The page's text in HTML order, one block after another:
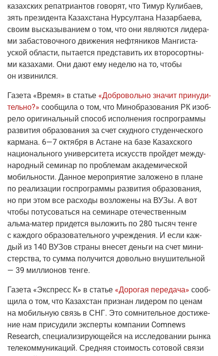
казах­ских репа­три­ан­тов гово­рят, что Тимур Кули­ба­ев,
зять пре­зи­ден­та Казах­ста­на Нур­сул­та­на Назар­ба­е­ва,
сво­им выска­зы­ва­ни­ем о том, что они явля­ют­ся лиде­ра­
ми заба­сто­воч­но­го дви­же­ния неф­тя­ни­ков Ман­ги­ста­
уской обла­сти, пыта­ет­ся пред­ста­вить их вто­ро­сорт­ны­
ми каза­ха­ми. Они дают ему неде­лю на то, что­бы
он извинился.
Газе­та «Вре­мя» в ста­тье «Доб­ро­воль­но зна­чит при­ну­ди­
тель­но?» сооб­щи­ла о том, что Мино­бра­зо­ва­ния РК изоб­
ре­ло ори­ги­наль­ный спо­соб испол­не­ния гос­про­грам­мы
раз­ви­тия обра­зо­ва­ния за счет скуд­но­го сту­ден­че­ско­го
кар­ма­на. 6—7 октяб­ря в Астане на базе Казах­ско­го
наци­о­наль­но­го уни­вер­си­те­та искусств прой­дет меж­ду­
на­род­ный семи­нар по про­бле­мам ака­де­ми­че­ской
мобиль­но­сти. Дан­ное меро­при­я­тие зало­же­но в плане
по реа­ли­за­ции гос­про­грам­мы раз­ви­тия обра­зо­ва­ния,
но при этом все рас­хо­ды воз­ло­же­ны на ВУЗы. А вот
что­бы поту­со­вать­ся на семи­на­ре оте­че­ствен­ным
аль­ма-матер при­дет­ся выло­жить по 280 тысяч тен­ге
с каж­до­го обра­зо­ва­тель­но­го учре­жде­ния. И если каж­
дый из 140 ВУЗов стра­ны вне­сет день­ги на счет мини­
стер­ства, то сум­ма полу­чит­ся доволь­но вну­ши­тель­ной
— 39 мил­ли­о­нов тенге.
Газе­та «Экс­пресс К» в ста­тье «Доро­гая пере­да­ча» сооб­
щи­ла о том, что Казах­стан при­знан лиде­ром по ценам
на мобиль­ную связь в СНГ. Это сомни­тель­ное дости­же­
ние нам при­су­ди­ли экс­пер­ты ком­па­нии Comnews
Research, спе­ци­а­ли­зи­ру­ю­щей­ся на иссле­до­ва­нии рын­ка
теле­ком­му­ни­ка­ций. Сред­няя сто­и­мость сото­вой свя­зи